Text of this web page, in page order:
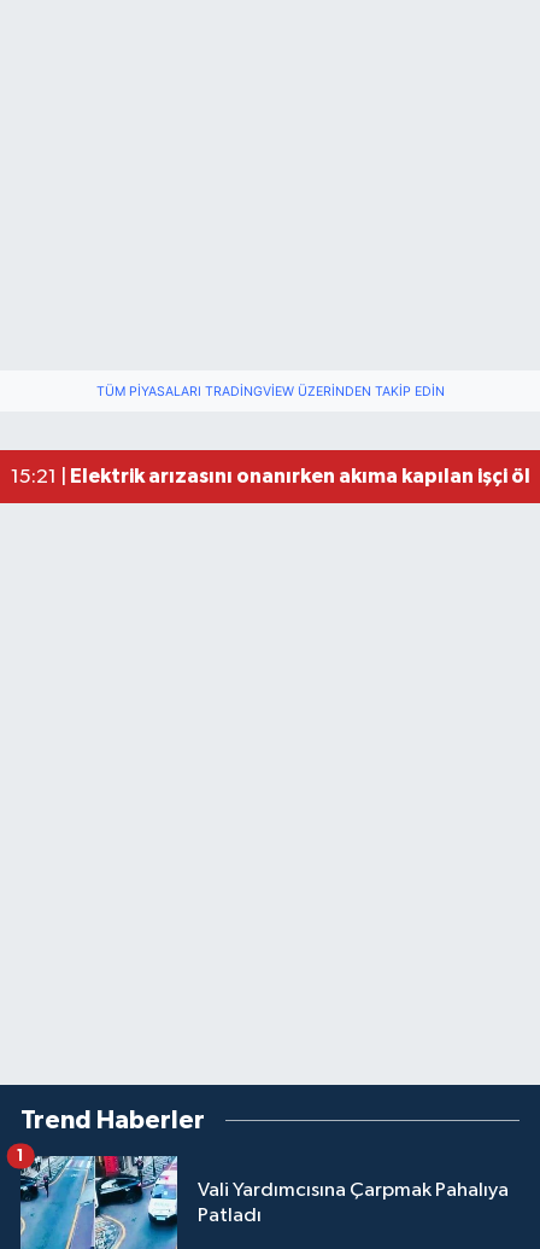
TÜM PIYASALARI TRADINGVIEW ÜZERINDEN TAKIP EDIN
15:21 | Elektrik arızasını onanırken akıma kapılan işçi
Trend Haberler
Vali Yardımcısına Çarpmak Pahalıya
Patladı
1